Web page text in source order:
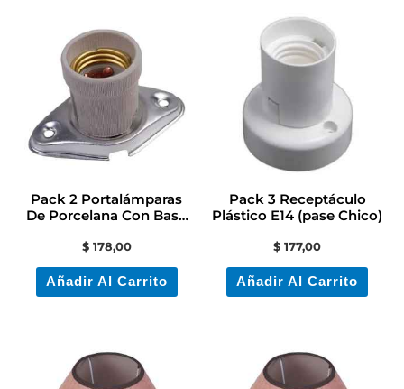
Pack 2 Portalámparas
De Porcelana Con Base
$178,00
Añadir Al Carrito
Pack 3 Receptáculo
Plástico E14 (pase Chico)
$ 177,00
Añadir Al Carrito